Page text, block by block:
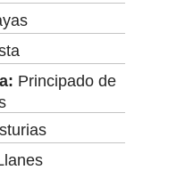
Principado de